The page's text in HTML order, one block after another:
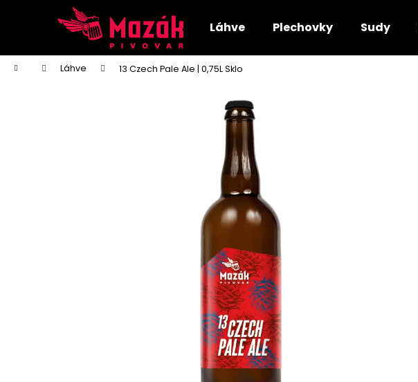
Láhve Plechovky Sudy
Domů Láhve 13 Czech Pale Ale | 0,75L Sklo
í
Zpět
do
obchodu
Zpět
do
obchodu
10 CITRILA GOSE | 0,5L PLECHOVKA